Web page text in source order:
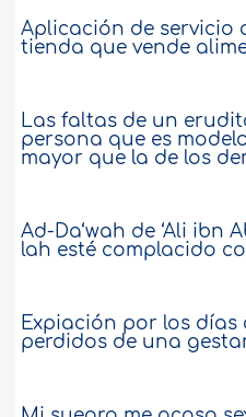
Aplicación de servicio
tienda que vende
Las faltas de un
persona que es
mayor que la de los
Ad-Da‘wah de ‘Ali ibn
lah esté complacido
Expiación por los días
perdidos de una